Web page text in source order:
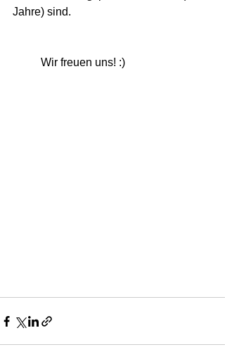
Jahre) sind.
	Wir freuen uns! :)